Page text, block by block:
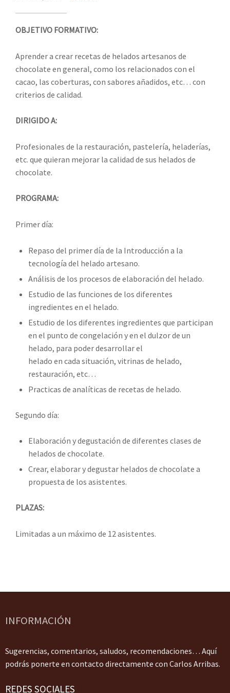
OBJETIVO FORMATIVO:
Aprender a crear recetas de helados artesanos de
chocolate en general, como los relacionados con el
cacao, las coberturas, con sabores añadidos, etc… con
criterios de calidad.
DIRIGIDO A:
Profesionales de la restauración, pastelería, heladerías,
etc. que quieran mejorar la calidad de sus helados de
chocolate.
PROGRAMA:
Primer día:
Repaso del primer día de la Introducción a la
tecnología del helado artesano.
Análisis de los procesos de elaboración del helado.
Estudio de las funciones de los diferentes
ingredientes en el helado.
Estudio de los diferentes ingredientes que participan
en el punto de congelación y en el dulzor de un
helado, para poder desarrollar el
helado en cada situación, vitrinas de helado,
restauración, etc…
Practicas de analíticas de recetas de helado.
Segundo día:
Elaboración y degustación de diferentes clases de
helados de chocolate.
Crear, elaborar y degustar helados de chocolate a
propuesta de los asistentes.
PLAZAS:
Limitadas a un máximo de 12 asistentes.
INFORMACIÓN
Sugerencias, comentarios, saludos, recomendaciones… Aquí
podrás ponerte en contacto directamente con Carlos Arribas.
REDES SOCIALES